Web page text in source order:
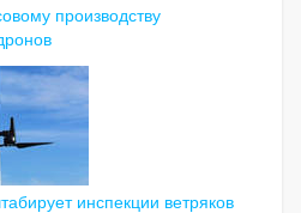
производству
инспекции ветряков